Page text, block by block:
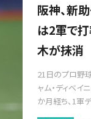
阪神、新
は2軍で
木が抹消
21日のプロ野
ャム・ディベ
か月経ち、1軍